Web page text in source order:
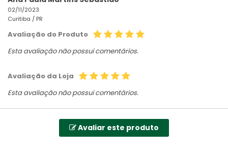
02/11/2023
Curitiba / PR
Avaliação do Produto
Esta avaliação não possui comentários.
Avaliação da Loja
Esta avaliação não possui comentários.
Avaliar este produto